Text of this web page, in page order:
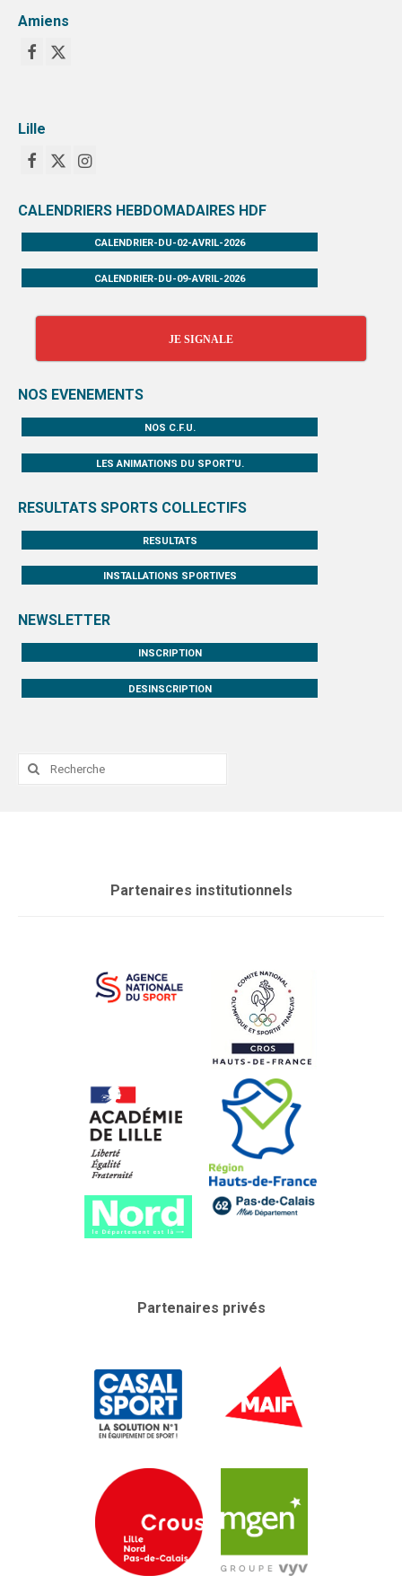
Amiens
Lille
CALENDRIERS HEBDOMADAIRES HDF
CALENDRIER-DU-02-AVRIL-2026
CALENDRIER-DU-09-AVRIL-2026
JE SIGNALE
NOS EVENEMENTS
NOS C.F.U.
LES ANIMATIONS DU SPORT'U.
RESULTATS SPORTS COLLECTIFS
RESULTATS
INSTALLATIONS SPORTIVES
NEWSLETTER
INSCRIPTION
DESINSCRIPTION
Rechercher
Partenaires institutionnels
Partenaires privés